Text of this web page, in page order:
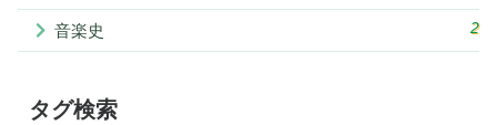
音楽史 2
タグ検索